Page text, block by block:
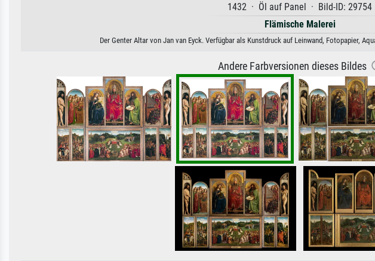
1432 · Öl auf Panel · Bild-ID: 29754
Flämische Malerei
Der Genter Altar von Jan van Eyck. Verfügbar als Kunstdruck auf Leinwand, Fotopapier,
Andere Farbversionen dieses Bildes